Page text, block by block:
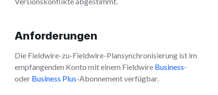
Anforderungen
Die Fieldwire-zu-Fieldwire-Plansynchronisierung ist im
empfangenden Konto mit einem Fieldwire Business-
oder Business Plus-Abonnement verfügbar.